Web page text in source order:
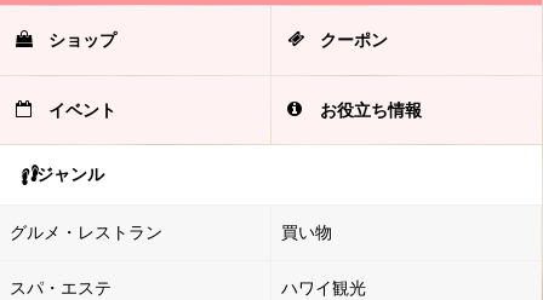
ショップ クーポン
イベント お役立ち情報
ジャンル
グルメ・レストラン 買い物
スパ・エステ ハワイ観光